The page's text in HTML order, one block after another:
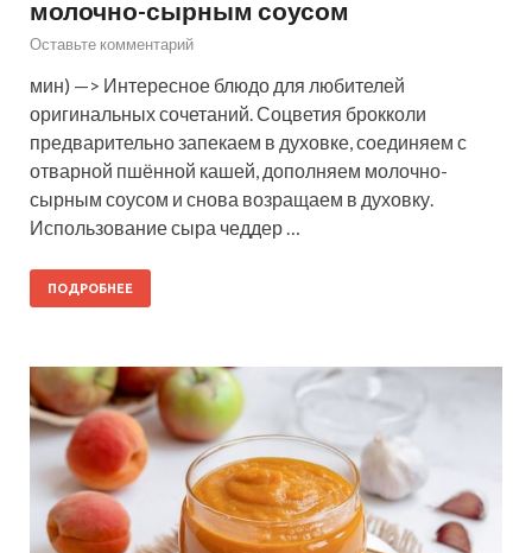
молочно-сырным соусом
Оставьте комментарий
мин) —> Интересное блюдо для любителей
оригинальных сочетаний. Соцветия брокколи
предварительно запекаем в духовке, соединяем с
отварной пшённой кашей, дополняем молочно-
сырным соусом и снова возращаем в духовку.
Использование сыра чеддер …
ПОДРОБНЕЕ